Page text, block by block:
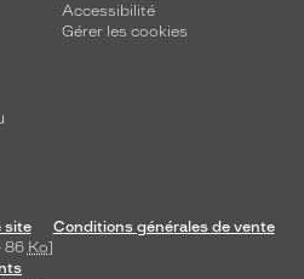
Accessibilité
Gérer les cookies
site
Conditions générales de vente
86 Ko]